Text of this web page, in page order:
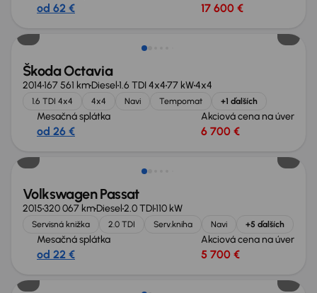
od 62 € 17 600 €
Škoda Octavia
2014167 561 kmDiesel1.6 TDI 4x477 kW4x4
1.6 TDI 4x4 4x4 Navi Tempomat +1 ďalších
Mesačná splátka
od 26 €
Akciová cena na úver
6 700 €
Volkswagen Passat
2015320 067 kmDiesel2.0 TDI110 kW
Servisná knižka 2.0 TDI Serv.kniha Navi +5 ďalších
Mesačná splátka
od 22 €
Akciová cena na úver
5 700 €